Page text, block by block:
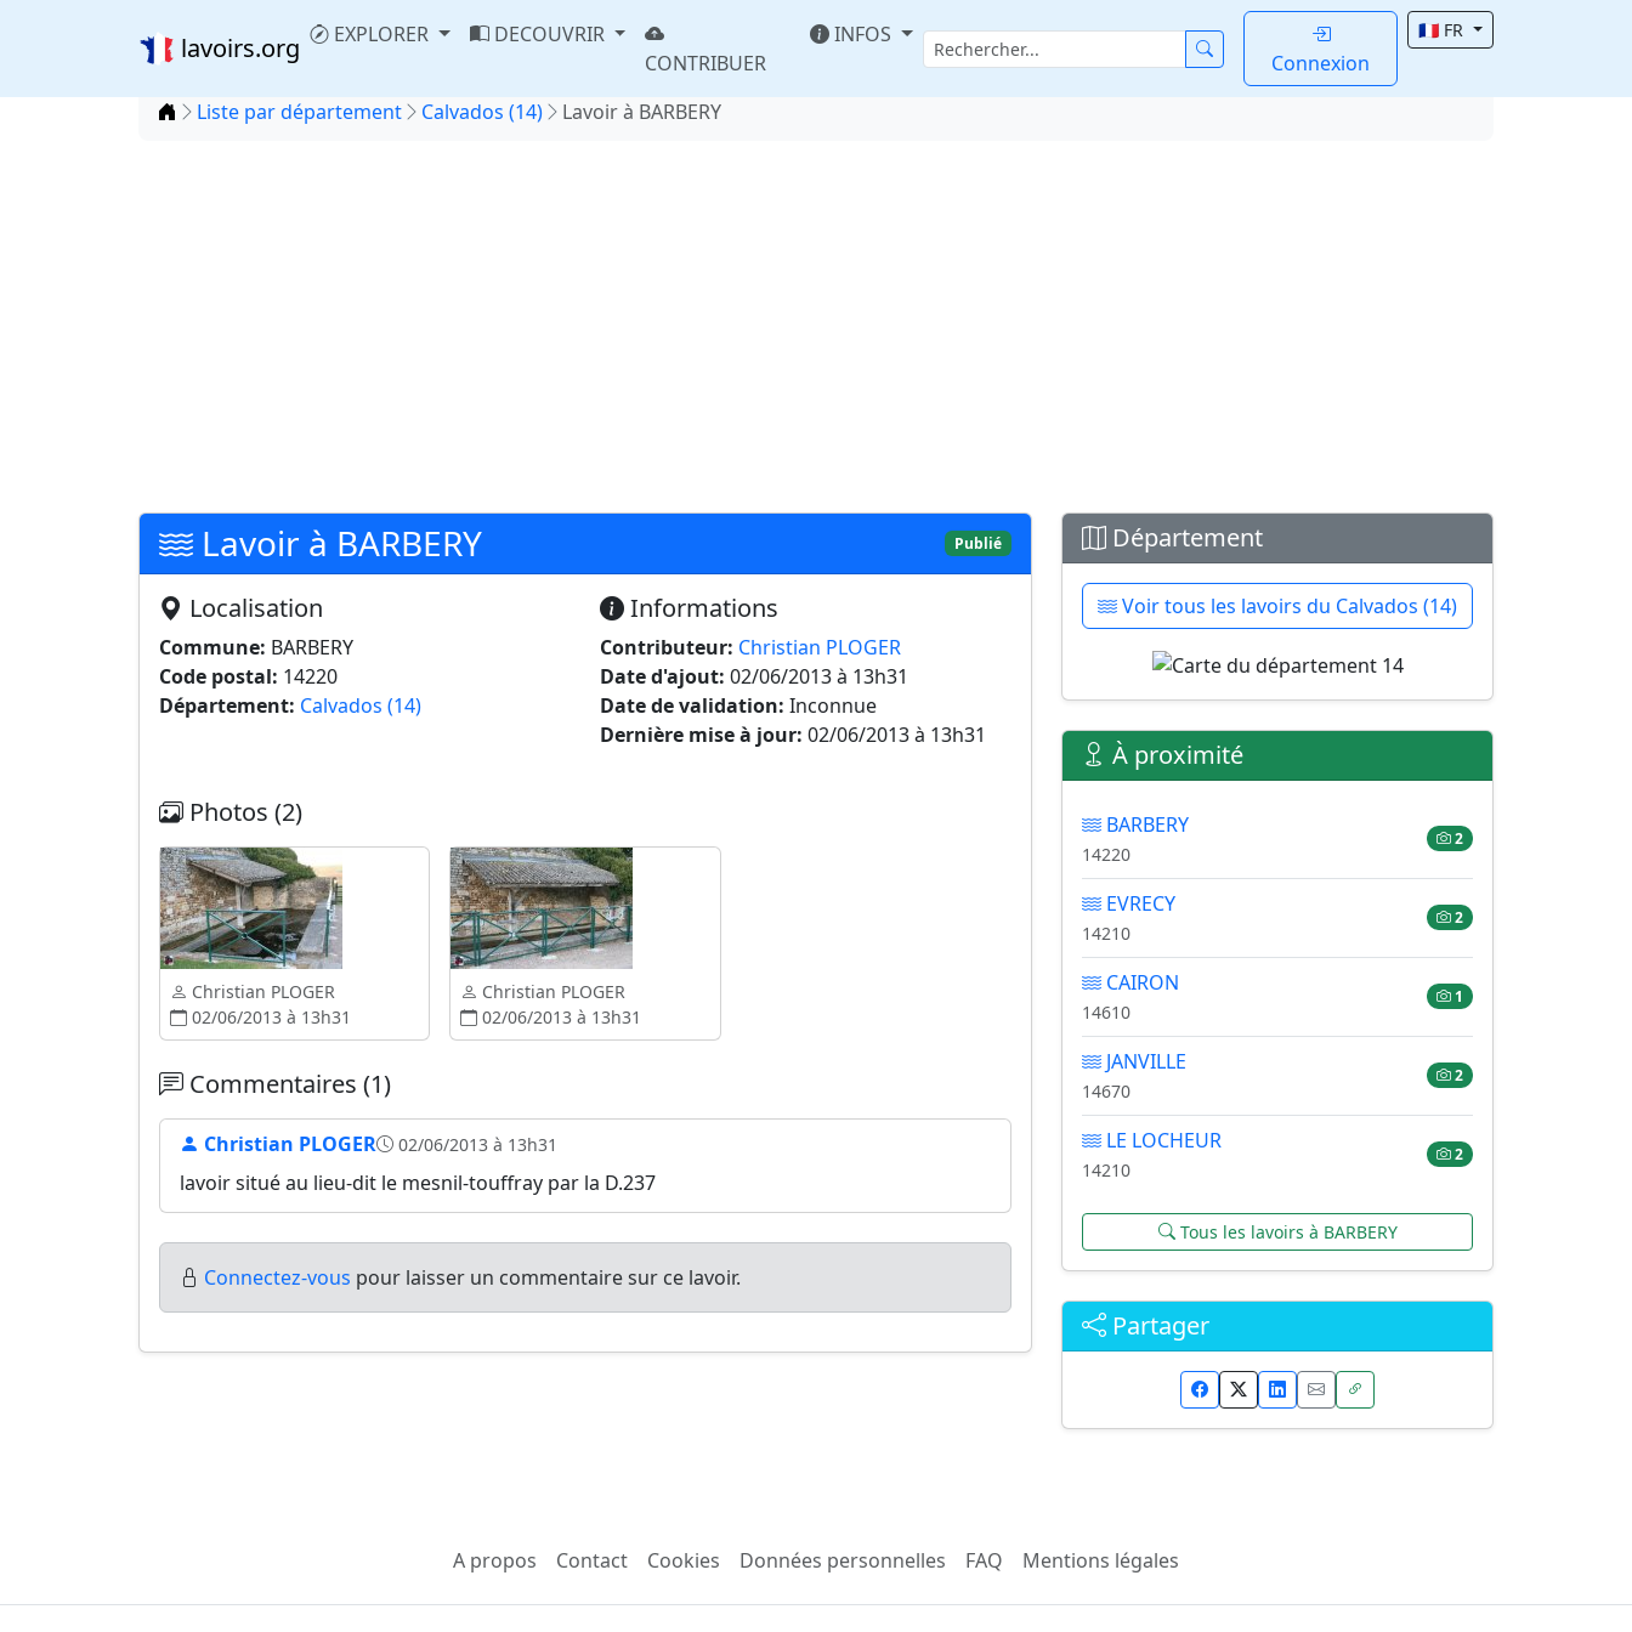
lavoirs.org EXPLORER
DECOUVRIR
CONTRIBUER
INFOS
Connexion
🇫🇷 FR
Accueil
Liste par département Calvados (14) Lavoir à BARBERY
Lavoir à BARBERY Publié
Localisation
Commune: BARBERY
Code postal: 14220
Département: Calvados (14)
Informations
Contributeur: Christian PLOGER
Date d'ajout: 02/06/2013 à 13h31
Date de validation: Inconnue
Dernière mise à jour: 02/06/2013 à 13h31
Photos (2)
Christian PLOGER
02/06/2013 à 13h31
Christian PLOGER
02/06/2013 à 13h31
Commentaires (1)
Christian PLOGER 02/06/2013 à 13h31
lavoir situé au lieu-dit le mesnil-touffray par la D.237
Connectez-vous pour laisser un commentaire sur ce lavoir.
Département
Voir tous les lavoirs du Calvados (14)
À proximité
BARBERY
14220
2
EVRECY
14210
2
CAIRON
14610
1
JANVILLE
14670
2
LE LOCHEUR
14210
2
Tous les lavoirs à BARBERY
Partager
A propos Contact Cookies Données personnelles FAQ Mentions légales